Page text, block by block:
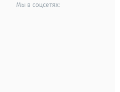
Мы в соцсетях: